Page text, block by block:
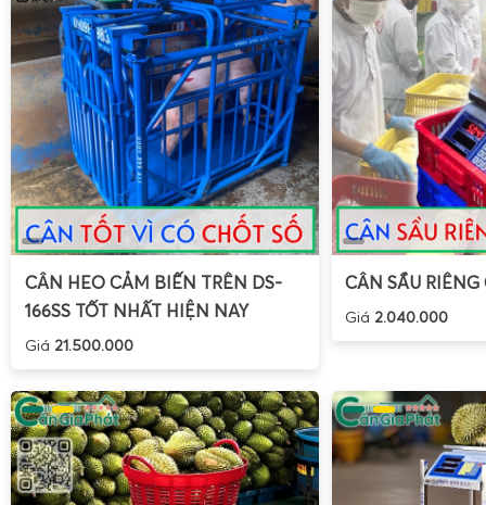
Cân điện tử cân gà vịt của Gia Phát không chỉ dừng lại ở
thường mà còn được tích hợp công nghệ hiện đại cho
với điện thoại thông minh. Điều này trở thành một lợi thế
số liệu và tiện lợi khi cân hơn.
CÂN HEO CẢM BIẾN TRÊN DS-
166SS TỐT NHẤT HIỆN NAY
Giá 21.500.000
CÂN SẦU
Giá 2.040.000